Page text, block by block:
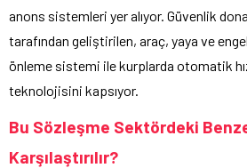
anons sistemleri yer alıyor. Güvenlik
tarafından geliştirilen, araç, yaya ve
önleme sistemi ile kurplarda otomatik hız
teknolojisini kapsıyor.
Bu Sözleşme Sektördeki
Karşılaştırılır?